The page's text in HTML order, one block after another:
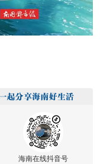
海南在线抖音号